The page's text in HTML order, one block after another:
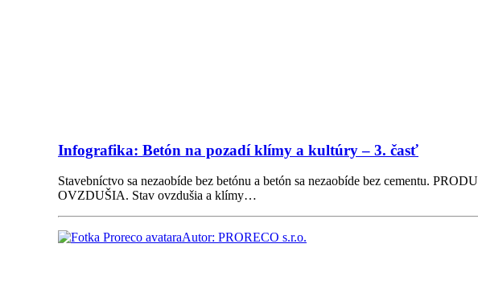
Infografika: Betón na pozadí klímy a kultúry – 3. časť
Stavebníctvo sa nezaobíde bez betónu a betón sa nezaobíde bez cementu.
OVZDUŠIA. Stav ovzdušia a klímy…
Autor: PRORECO s.r.o.